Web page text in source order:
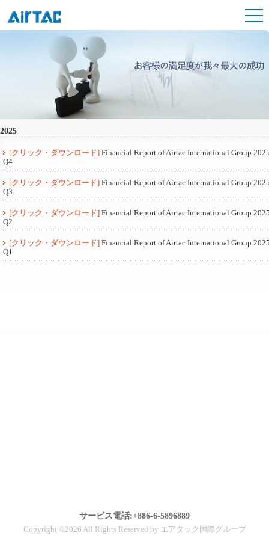
2025
[クリック・ダウンロード] Financial Report of Airtac International Group
Q4
[クリック・ダウンロード] Financial Report of Airtac International Group
Q3
[クリック・ダウンロード] Financial Report of Airtac International Group
Q2
[クリック・ダウンロード] Financial Report of Airtac International Group
Q1
サービス電話:+886-6-5896889
Copyright ©2026 All Rights Reserved by エアタック国際グループ